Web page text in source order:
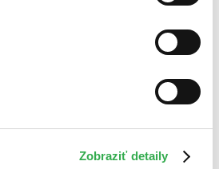
Zobraziť detaily